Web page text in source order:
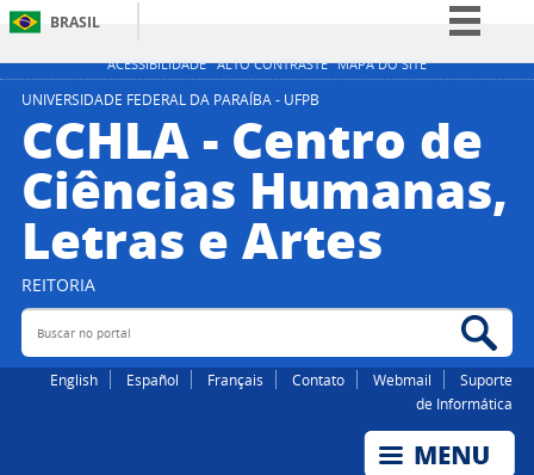
ACESSIBILIDADE ALTO CONTRASTE MAPA DO SITE
BRASIL
Simplifique!
Participe
Legislação
Canais
UNIVERSIDADE FEDERAL DA PARAÍBA - UFPB
CCHLA - Centro de
Ciências Humanas,
Letras e Artes
REITORIA
Buscar no portal
English Español Français Contato Webmail
Suporte
de Informática